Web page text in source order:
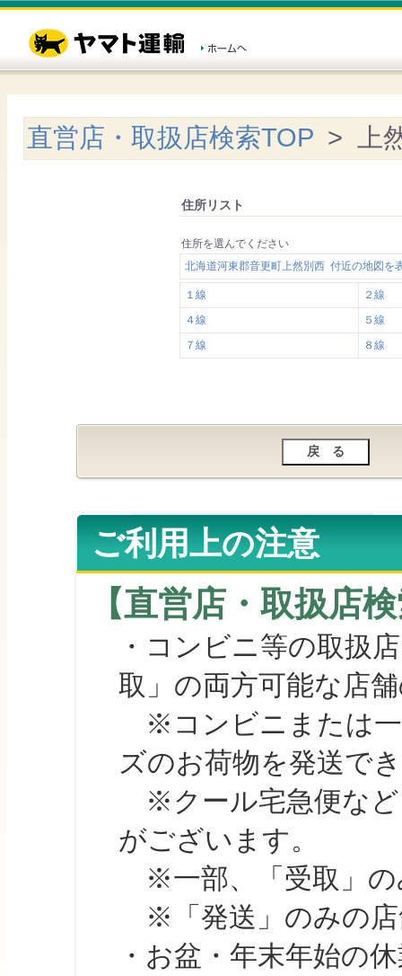
直営店・取扱店検索TOP > 上
住所リスト
住所を選んでください
北海道河東郡音更町上然別西 付近の地図を
１線
２線
４線
５線
７線
８線
ご利用上の注意
【直営店・取扱店
・コンビニ等の取扱
取」の両方可能な店
※コンビニまたは一
ズのお荷物を発送で
※クール宅急便など
がございます。
※一部、「受取」の
※「発送」のみの店
・お盆・年末年始の